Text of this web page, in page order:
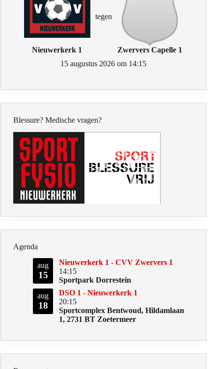
Nieuwerkerk 1
tegen
Zwervers Capelle 1
15 augustus 2026 om 14:15
Blessure? Medische vragen?
Agenda
aug
15
Nieuwerkerk 1 - CVV Zwervers 1
14:15
Sportpark Dorrestein
aug
18
DSO 1 - Nieuwerkerk 1
20:15
Sportcomplex Bentwoud, Hildamlaan
1, 2731 BT Zoetermeer